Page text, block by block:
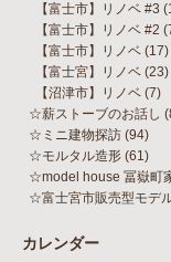
【富士市】リノベ #3
【富士市】リノベ #2
【富士市】リノベ (17)
【富士宮】リノベ (23)
【沼津市】リノベ (7)
☆薪ストーブのお話し
☆ミニ建物探訪 (94)
☆モルタル造形 (61)
☆model house 冨嶽町
☆富士宮市販売型モデ
カレンダー